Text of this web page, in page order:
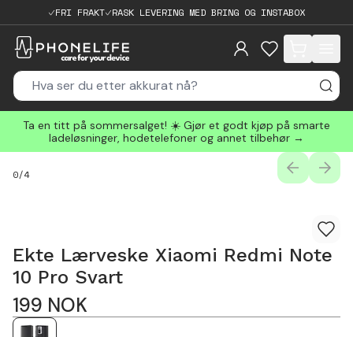
FRI FRAKT RASK LEVERING MED BRING OG INSTABOX
items in cart,
Ta en titt på sommersalget! ☀️ Gjør et godt kjøp på smarte
ladeløsninger, hodetelefoner og annet tilbehør →
0/4
Ekte Lærveske Xiaomi Redmi Note
10 Pro Svart
199 NOK